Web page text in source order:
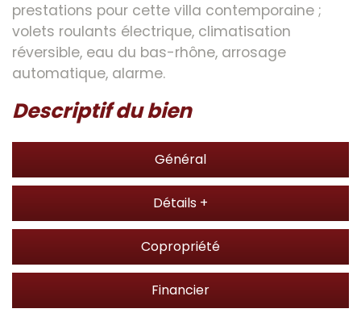
prestations pour cette villa contemporaine ;
volets roulants électrique, climatisation
réversible, eau du bas-rhône, arrosage
automatique, alarme.
descriptif du bien
Général
Détails +
Copropriété
Financier